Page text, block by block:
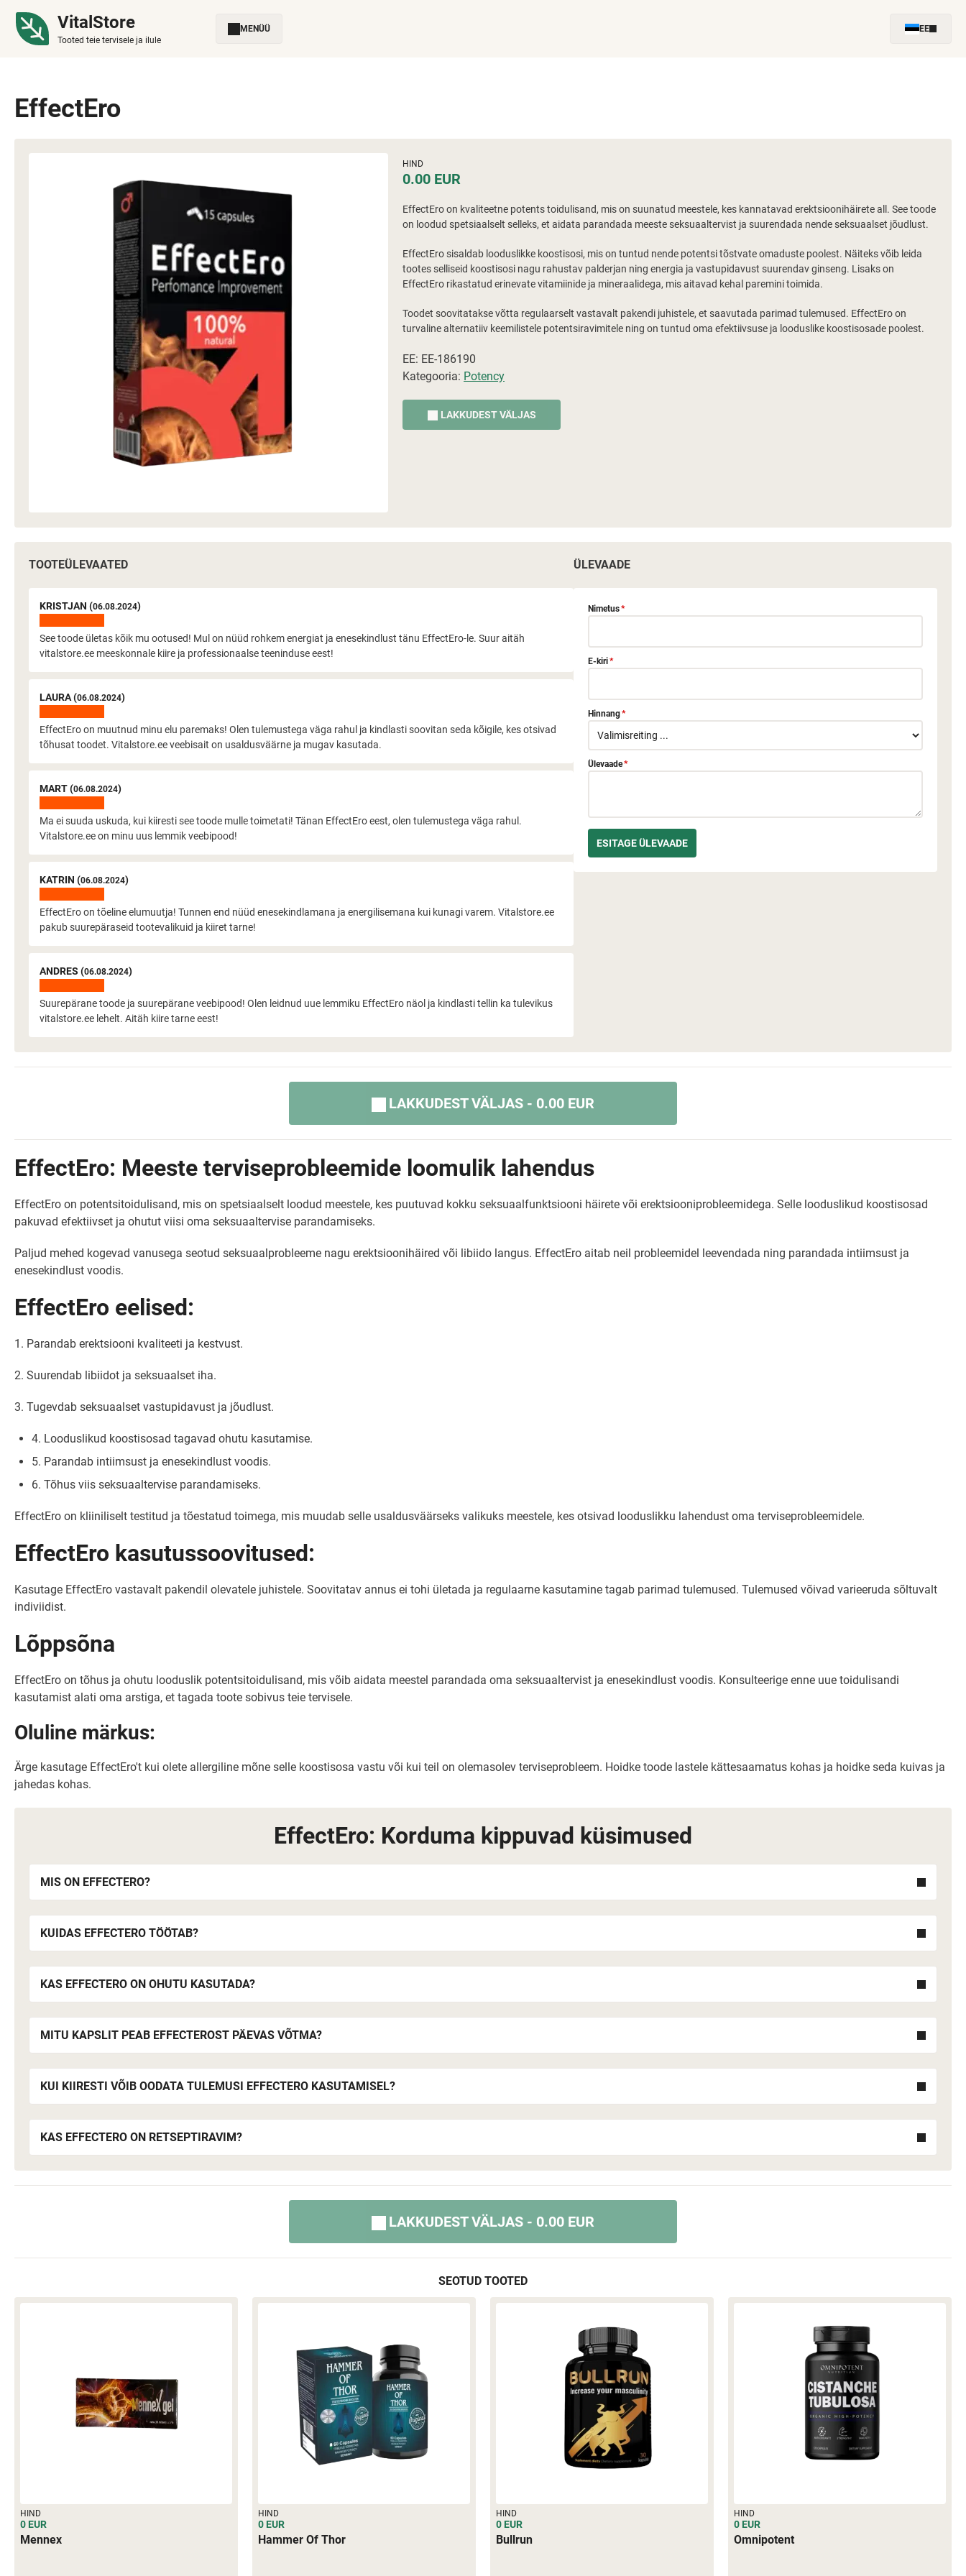
VitalStore
Tooted teie tervisele ja ilule
MENÜÜ EE
EffectEro
HIND
0.00 EUR
EffectEro on kvaliteetne potents toidulisand, mis on suunatud meestele, kes kannatavad erektsioonihäirete all. See toode
on loodud spetsiaalselt selleks, et aidata parandada meeste seksuaaltervist ja suurendada nende seksuaalset jõudlust.
EffectEro sisaldab looduslikke koostisosi, mis on tuntud nende potentsi tõstvate omaduste poolest. Näiteks võib leida
tootes selliseid koostisosi nagu rahustav palderjan ning energia ja vastupidavust suurendav ginseng. Lisaks on
EffectEro rikastatud erinevate vitamiinide ja mineraalidega, mis aitavad kehal paremini toimida.
Toodet soovitatakse võtta regulaarselt vastavalt pakendi juhistele, et saavutada parimad tulemused. EffectEro on
turvaline alternatiiv keemilistele potentsiravimitele ning on tuntud oma efektiivsuse ja looduslike koostisosade poolest.
EE: EE-186190
Kategooria: Potency
LAKKUDEST VÄLJAS
TOOTEÜLEVAATED
KRISTJAN (06.08.2024)
See toode ületas kõik mu ootused! Mul on nüüd rohkem energiat ja enesekindlust tänu EffectEro-le. Suur aitäh
vitalstore.ee meeskonnale kiire ja professionaalse teeninduse eest!
LAURA (06.08.2024)
EffectEro on muutnud minu elu paremaks! Olen tulemustega väga rahul ja kindlasti soovitan seda kõigile, kes otsivad
tõhusat toodet. Vitalstore.ee veebisait on usaldusväärne ja mugav kasutada.
MART (06.08.2024)
Ma ei suuda uskuda, kui kiiresti see toode mulle toimetati! Tänan EffectEro eest, olen tulemustega väga rahul.
Vitalstore.ee on minu uus lemmik veebipood!
KATRIN (06.08.2024)
EffectEro on tõeline elumuutja! Tunnen end nüüd enesekindlamana ja energilisemana kui kunagi varem. Vitalstore.ee
pakub suurepäraseid tootevalikuid ja kiiret tarne!
ANDRES (06.08.2024)
Suurepärane toode ja suurepärane veebipood! Olen leidnud uue lemmiku EffectEro näol ja kindlasti tellin ka tulevikus
vitalstore.ee lehelt. Aitäh kiire tarne eest!
ÜLEVAADE
Nimetus*
E-kiri*
Hinnang*
Ülevaade*
LAKKUDEST VÄLJAS - 0.00 EUR
EffectEro: Meeste terviseprobleemide loomulik lahendus
EffectEro on potentsitoidulisand, mis on spetsiaalselt loodud meestele, kes puutuvad kokku seksuaalfunktsiooni häirete või erektsiooniprobleemidega. Selle looduslikud koostisosad
pakuvad efektiivset ja ohutut viisi oma seksuaaltervise parandamiseks.
Paljud mehed kogevad vanusega seotud seksuaalprobleeme nagu erektsioonihäired või libiido langus. EffectEro aitab neil probleemidel leevendada ning parandada intiimsust ja
enesekindlust voodis.
EffectEro eelised:
1. Parandab erektsiooni kvaliteeti ja kestvust.
2. Suurendab libiidot ja seksuaalset iha.
3. Tugevdab seksuaalset vastupidavust ja jõudlust.
4. Looduslikud koostisosad tagavad ohutu kasutamise.
5. Parandab intiimsust ja enesekindlust voodis.
6. Tõhus viis seksuaaltervise parandamiseks.
EffectEro on kliiniliselt testitud ja tõestatud toimega, mis muudab selle usaldusväärseks valikuks meestele, kes otsivad looduslikku lahendust oma terviseprobleemidele.
EffectEro kasutussoovitused:
Kasutage EffectEro vastavalt pakendil olevatele juhistele. Soovitatav annus ei tohi ületada ja regulaarne kasutamine tagab parimad tulemused. Tulemused võivad varieeruda sõltuvalt
indiviidist.
Lõppsõna
EffectEro on tõhus ja ohutu looduslik potentsitoidulisand, mis võib aidata meestel parandada oma seksuaaltervist ja enesekindlust voodis. Konsulteerige enne uue toidulisandi
kasutamist alati oma arstiga, et tagada toote sobivus teie tervisele.
Oluline märkus:
Ärge kasutage EffectEro't kui olete allergiline mõne selle koostisosa vastu või kui teil on olemasolev terviseprobleem. Hoidke toode lastele kättesaamatus kohas ja hoidke seda kuivas ja
jahedas kohas.
EffectEro: Korduma kippuvad küsimused
MIS ON EFFECTERO?
KUIDAS EFFECTERO TÖÖTAB?
KAS EFFECTERO ON OHUTU KASUTADA?
MITU KAPSLIT PEAB EFFECTEROST PÄEVAS VÕTMA?
KUI KIIRESTI VÕIB OODATA TULEMUSI EFFECTERO KASUTAMISEL?
KAS EFFECTERO ON RETSEPTIRAVIM?
LAKKUDEST VÄLJAS - 0.00 EUR
SEOTUD TOOTED
HIND
0 EUR
Mennex
HIND
0 EUR
Hammer Of Thor
HIND
0 EUR
Bullrun
HIND
0 EUR
Omnipotent